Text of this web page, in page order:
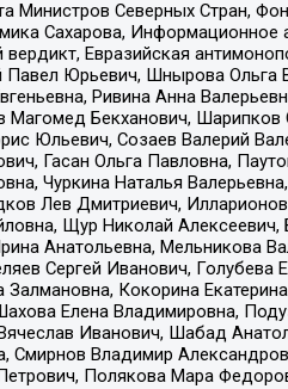
Министров Северных Стран,
Сахарова, Информационное
Евразийская
Павел Юрьевич, Шнырова Ольга
Ривина Анна
Магомед Бекханович, Шарипков
Юльевич, Созаев Валерий
Гасан Ольга Павловна,
Чуркина Наталья
Лев Дмитриевич,
Щур Николай Алексеевич,
Анатольевна, Мельникова
Сергей Иванович, Голубева
Кокорина
Елена Владимировна,
Иванович, Шабад
Смирнов Владимир
Полякова Мара